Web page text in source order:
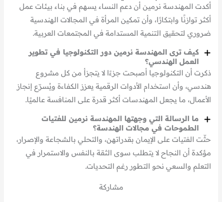
أكدت المهندسة نرمين أن دعم النساء يسهم في بناء بيئات عمل
أكثر توازنًا وابتكارًا، وأن تمكين المرأة في المجالات الهندسية
ضروري لتحقيق التنمية المستدامة في المجتمعات العربية.
كيف ترى المهندسة نرمين دور التكنولوجيا في تطوير
العمل الهندسي؟
ذكرت أن التكنولوجيا أصبحت جزءًا لا يتجزأ من كل مشروع
هندسي، وأن استخدام الأدوات الرقمية يعزز الكفاءة ويُسرّع إنجاز
الأعمال، ما يجعل المهندسات أكثر قدرة على المنافسة عالميًا.
ما الرسالة التي وجهتها المهندسة نرمين للفتيات
الطموحات في مجالات الهندسة؟
حثّت الفتيات على الإيمان بقدراتهن، والتحلي بالشجاعة والإصرار،
مؤكدة أن النجاح لا يتطلب سوى الثقة بالنفس والاستمرار في
التعلم والسعي نحو التطور رغم التحديات.
مشاركة